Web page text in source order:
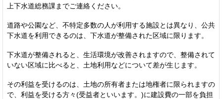
上下水道総務課までご連絡ください。
道路や公園など、不特定多数の人が利用する施設とは異なり、公共
下水道を利用できるのは、下水道が整備された区域に限ります。
下水道が整備されると、生活環境が改善されますので、整備されて
いない区域に比べると、土地利用などについて差が生じます。
その利益を受けるのは、土地の所有者または地権者に限られますの
で、利益を受ける方々(受益者といいます。)に建設費の一部を負担